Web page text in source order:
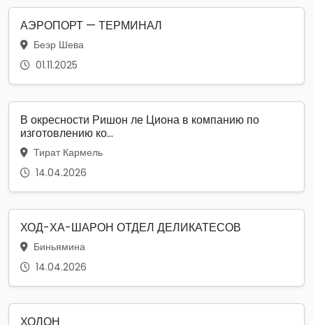
АЭРОПОРТ — ТЕРМИНАЛ
Беэр Шева
01.11.2025
В окресности Ришон ле Циона в компанию по
изготовлению ко...
Тират Кармель
14.04.2026
ХОД-ХА-ШАРОН ОТДЕЛ ДЕЛИКАТЕСОВ
Биньямина
14.04.2026
ХОЛОН